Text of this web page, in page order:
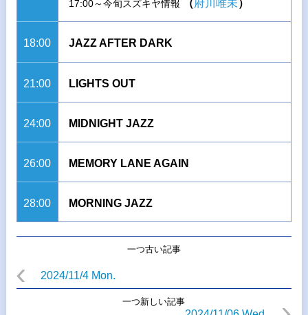
17:00～今旬スズキヤ情報
（府川唯未）
18:00 JAZZ AFTER DARK
21:00 LIGHTS OUT
24:00 MIDNIGHT JAZZ
26:00 MEMORY LANE AGAIN
28:00 MORNING JAZZ
一つ古い記事
2024/11/4 Mon.
一つ新しい記事